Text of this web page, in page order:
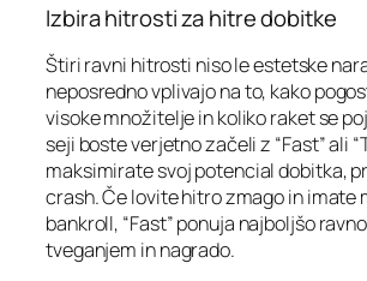
Izbira hitrosti za hitre dobitke
Štiri ravni hitrosti niso le estetske
neposredno vplivajo na to, kako
visoke množitelje in koliko raket se
seji boste verjetno začeli z “Fast” ali
maksimirate svoj potencial dobitka,
crash. Če lovite hitro zmago in imate
bankroll, “Fast” ponuja najboljšo
tveganjem in nagrado.